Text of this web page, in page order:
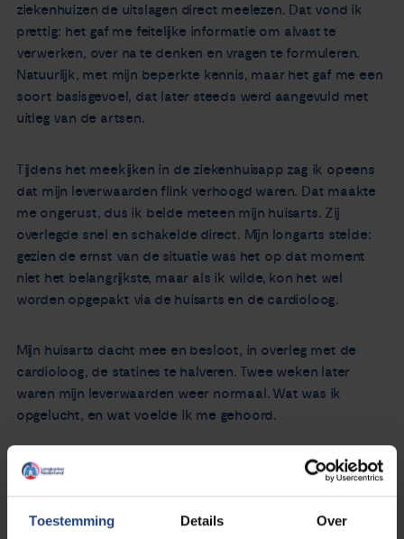
Toestemming Details Over
ziekenhuizen de uitslagen direct meelezen. Dat vond ik
prettig: het gaf me feitelijke informatie om alvast te
verwerken, over na te denken en vragen te formuleren.
Natuurlijk, met mijn beperkte kennis, maar het gaf me een
soort basisgevoel, dat later steeds werd aangevuld met
uitleg van de artsen.
Tijdens het meekijken in de ziekenhuisapp zag ik opeens
dat mijn leverwaarden flink verhoogd waren. Dat maakte
me ongerust, dus ik belde meteen mijn huisarts. Zij
overlegde snel en schakelde direct. Mijn longarts stelde:
gezien de ernst van de situatie was het op dat moment
niet het belangrijkste, maar als ik wilde, kon het wel
worden opgepakt via de huisarts en de cardioloog.
Mijn huisarts dacht mee en besloot, in overleg met de
cardioloog, de statines te halveren. Twee weken later
waren mijn leverwaarden weer normaal. Wat was ik
opgelucht, en wat voelde ik me gehoord.
AVL
Op dit moment zit ik in een studietraject naast de
een efficiëntie en professionaliteit. En ook hier ervaar ik